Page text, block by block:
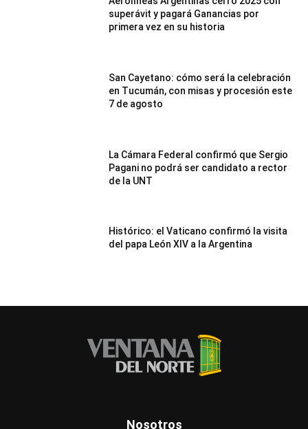
superávit y pagará Ganancias por
primera vez en su historia
San Cayetano: cómo será la celebración
en Tucumán, con misas y procesión este
7 de agosto
La Cámara Federal confirmó que Sergio
Pagani no podrá ser candidato a rector
de la UNT
Histórico: el Vaticano confirmó la visita
del papa León XIV a la Argentina
Nosotros